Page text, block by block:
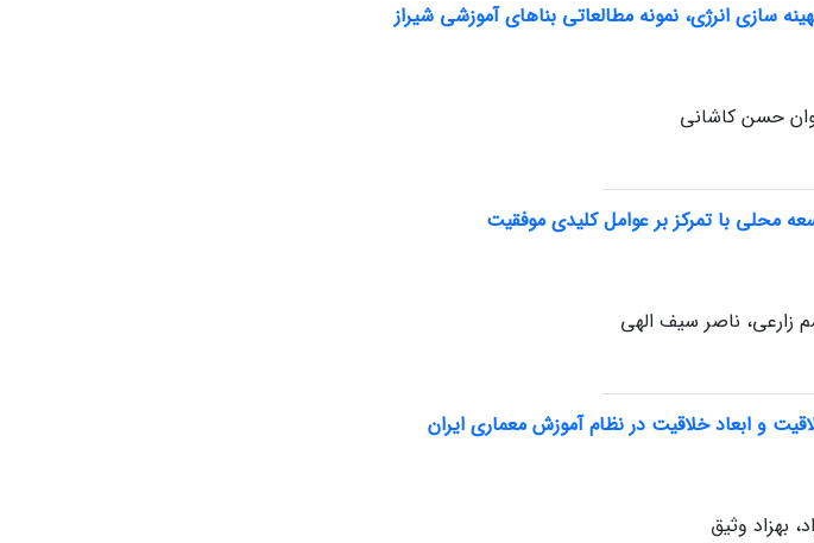
سازی انرژی، نمونه مطالعاتی بناهای آموزشی شیراز
حسن کاشانی
محلی با تمرکز بر عوامل کلیدی موفقیت
زارعی، ناصر سیف الهی
و ابعاد خلاقیت در نظام آموزش معماری ایران
بهزاد وثیق